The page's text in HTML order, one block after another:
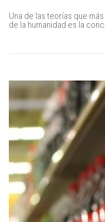
Una de las teorías que
de la humanidad es la